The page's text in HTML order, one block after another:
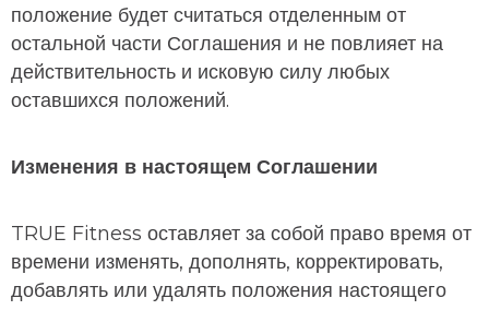
положение будет считаться отделенным от
остальной части Соглашения и не повлияет на
действительность и исковую силу любых
оставшихся положений.
Изменения в настоящем Соглашении
TRUE Fitness оставляет за собой право время от
времени изменять, дополнять, корректировать,
добавлять или удалять положения настоящего